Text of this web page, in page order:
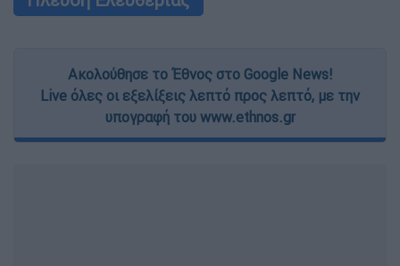
Ακολούθησε το Έθνος στο Google News!
Live όλες οι εξελίξεις λεπτό προς λεπτό, με την
υπογραφή του www.ethnos.gr